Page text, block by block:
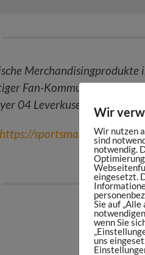
Merchandisingprodukte
Fan-
04 Leverkusen erkannt
https://sportsmaniac.de/
Wir
Wir nutzen
sind
notwendig.
eingesetzt.
Sie auf „Alle
wenn Sie
uns